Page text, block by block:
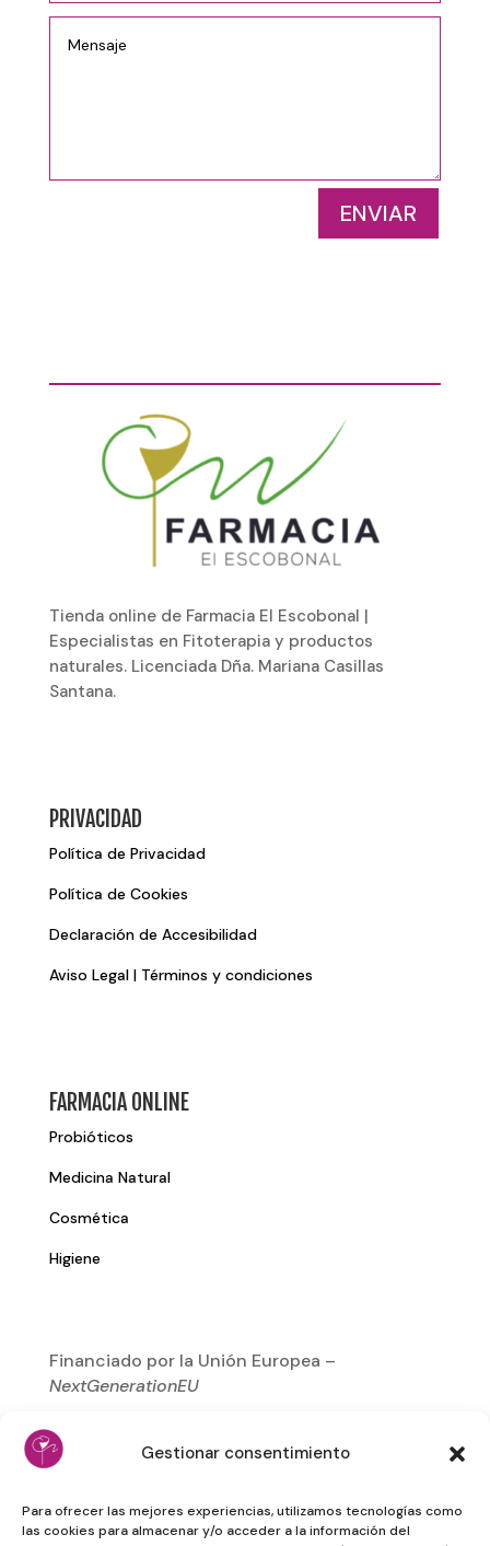
Gestionar consentimiento
Para ofrecer las mejores experiencias, utilizamos tecnologías como
las cookies para almacenar y/o acceder a la información del
ENVIAR
Tienda online de Farmacia El Escobonal |
Especialistas en Fitoterapia y productos
naturales. Licenciada Dña. Mariana Casillas
Santana.
PRIVACIDAD
Política de Privacidad
Política de Cookies
Declaración de Accesibilidad
Aviso Legal | Términos y condiciones
FARMACIA ONLINE
Probióticos
Medicina Natural
Cosmética
Higiene
Financiado por la Unión Europea –
NextGenerationEU